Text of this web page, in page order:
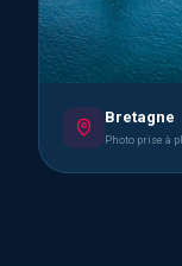
Bretagne
Photo prise à